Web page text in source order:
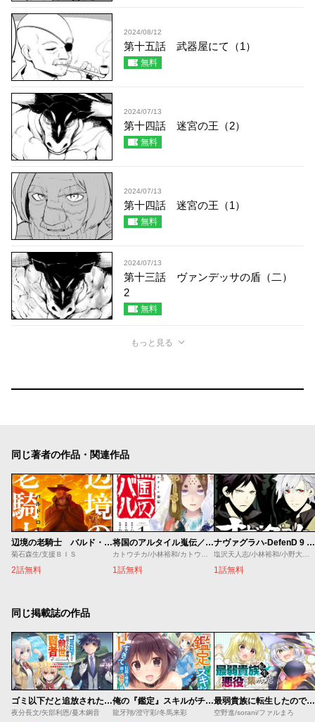
2024/08/12
第十五話 武器屋にて（1）
無料
2024/07/13
第十四話 迷宮の王（2）
無料
2024/07/13
第十四話 迷宮の王（1）
無料
2024/07/13
第十三話 ヴァンデッサの盾（二）
2
無料
もっと見る
同じ著者の作品・関連作品
辺境の老騎士 バルド・ローエン
菊石森生/支援ＢＩＳ
2話無料
将国のアルタイル嵬伝／嶌国のスバル
1話無料
ナヴァグラハ-DefenD 9 Triggers-
1話無料
同じ掲載誌の作品
ゴミ以下だと追放された使用人、実は前世賢者です ～史上最強の賢者、世界最高峰の学園に通う～
夜分長文/矢部利恩/蔓木鋼音
俺の『鑑定』スキルがチートすぎて
龍牙翔/澄守彩/冬馬来彩
最弱貴族に転生したので悪役たちを集めてみた
空野進/sorani/ファルまろ